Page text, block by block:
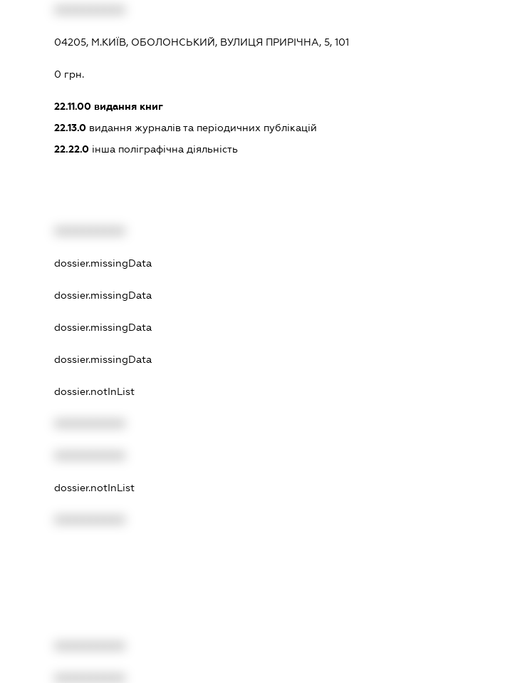
04205, М.КИЇВ, ОБОЛОНСЬКИЙ, ВУЛИЦЯ ПРИРІЧНА, 5, 101
0 грн.
22.11.00 видання книг
22.13.0 видання журналів та періодичних публікацій
22.22.0 інша поліграфічна діяльність
dossier.missingData
dossier.missingData
dossier.missingData
dossier.missingData
dossier.notInList
dossier.notInList